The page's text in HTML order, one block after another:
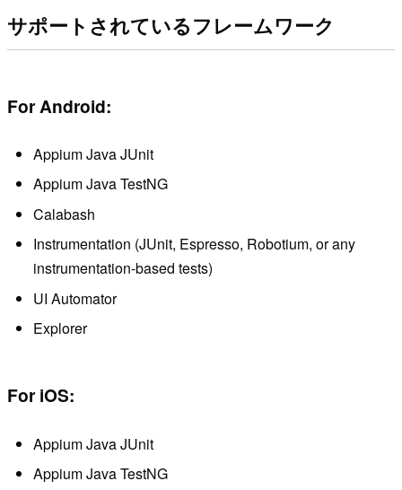
サポートされているフレームワーク
For Android:
Appium Java JUnit
Appium Java TestNG
Calabash
Instrumentation (JUnit, Espresso, Robotium, or any
instrumentation-based tests)
UI Automator
Explorer
For iOS:
Appium Java JUnit
Appium Java TestNG